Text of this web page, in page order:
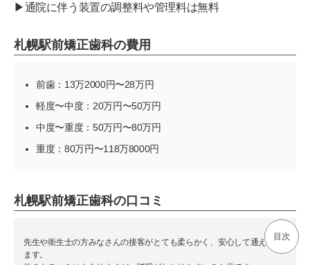
▶通院に伴う装置の調整料や管理料は無料
札幌駅前矯正歯科の費用
前歯：13万2000円〜28万円
軽度〜中度：20万円〜50万円
中度〜重度：50万円〜80万円
重度：80万円〜118万8000円
札幌駅前矯正歯科の口コミ
先生や衛生士の方みなさんの接客がとても柔らかく、安心して通えてい
ます。
目次